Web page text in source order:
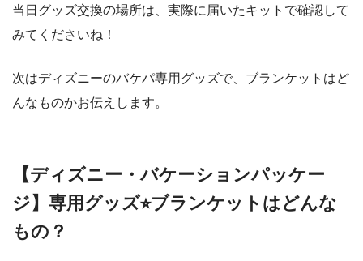
当日グッズ交換の場所は、実際に届いたキットで確認して
みてくださいね！
次はディズニーのバケパ専用グッズで、ブランケットはど
んなものかお伝えします。
【ディズニー・バケーションパッケー
ジ】専用グッズ⭐︎ブランケットはどんな
もの？